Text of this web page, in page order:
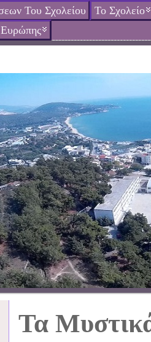
Του Σχολείου
Το Σχολείο
Τα